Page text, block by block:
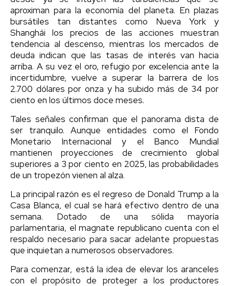
aproximan para la economía del planeta. En plazas
bursátiles tan distantes como Nueva York y
Shanghái los precios de las acciones muestran
tendencia al descenso, mientras los mercados de
deuda indican que las tasas de interés van hacia
arriba. A su vez el oro, refugio por excelencia ante la
incertidumbre, vuelve a superar la barrera de los
2.700 dólares por onza y ha subido más de 34 por
ciento en los últimos doce meses.
Tales señales confirman que el panorama dista de
ser tranquilo. Aunque entidades como el Fondo
Monetario Internacional y el Banco Mundial
mantienen proyecciones de crecimiento global
superiores a 3 por ciento en 2025, las probabilidades
de un tropezón vienen al alza.
La principal razón es el regreso de Donald Trump a la
Casa Blanca, el cual se hará efectivo dentro de una
semana. Dotado de una sólida mayoría
parlamentaria, el magnate republicano cuenta con el
respaldo necesario para sacar adelante propuestas
que inquietan a numerosos observadores.
Para comenzar, está la idea de elevar los aranceles
con el propósito de proteger a los productores